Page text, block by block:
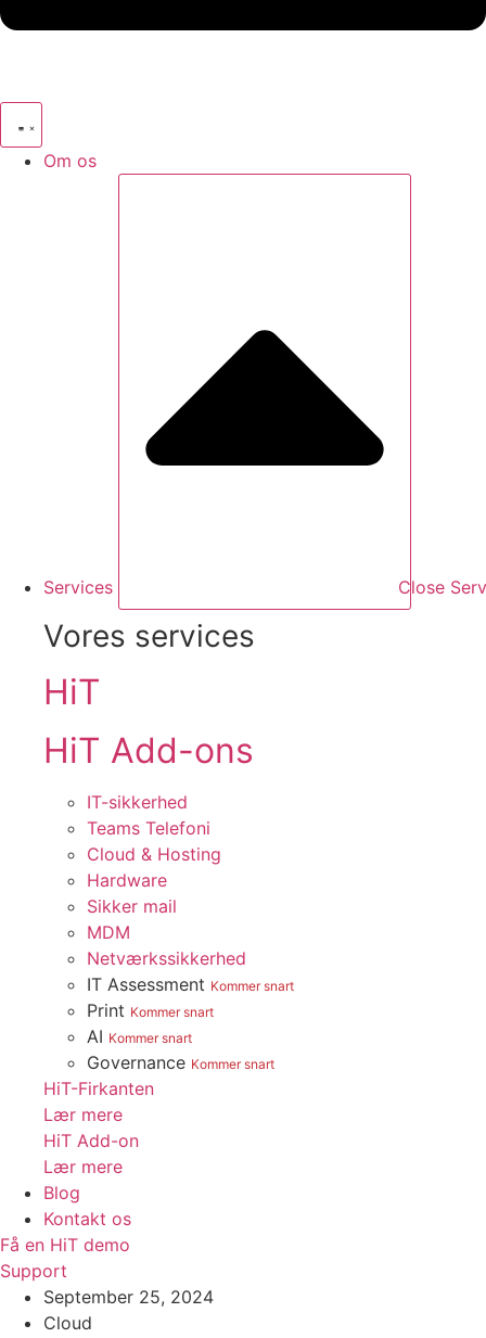
Om os
Services Close
Vores services
HiT
HiT Add-ons
IT-sikkerhed
Teams Telefoni
Cloud & Hosting
Hardware
Sikker mail
MDM
Netværkssikkerhed
IT Assessment Kommer snart
Print Kommer snart
AI Kommer snart
Governance Kommer snart
HiT-Firkanten
Lær mere
HiT Add-on
Lær mere
Blog
Kontakt os
Få en HiT demo
Support
September 25, 2024
Cloud